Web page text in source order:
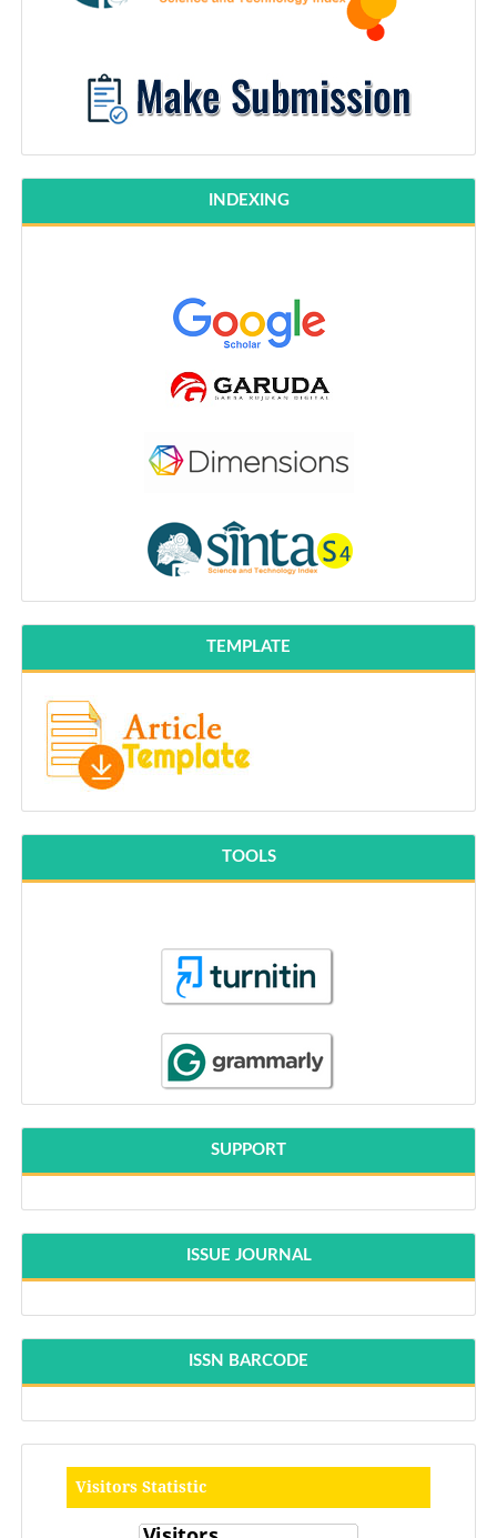
INDEXING
TEMPLATE
TOOLS
SUPPORT
ISSUE JOURNAL
ISSN BARCODE
Visitors Statistic